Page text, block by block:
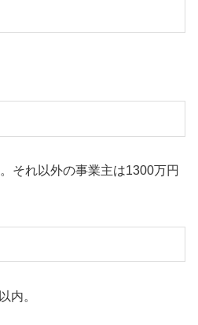
それ以外の事業主は1300万円
内。